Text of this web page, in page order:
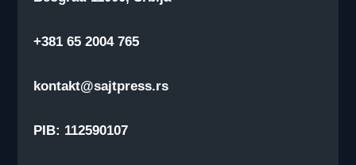
+381 65 2004 765
kontakt@sajtpress.rs
PIB: 112590107